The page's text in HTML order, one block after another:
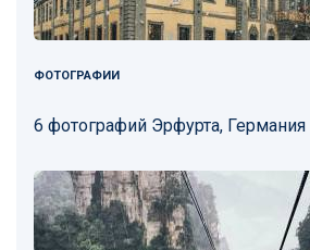
ФОТОГРАФИИ
6 фотографий Эрфурта, Германия